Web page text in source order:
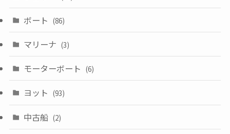
ボート (86)
マリーナ (3)
モーターボート (6)
ヨット (93)
中古船 (2)